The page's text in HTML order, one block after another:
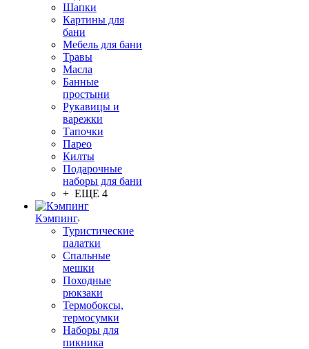
Шапки
Картины для
бани
Мебель для бани
Травы
Масла
Банные
простыни
Рукавицы и
варежки
Тапочки
Парео
Килты
Подарочные
наборы для бани
+ ЕЩЕ 4
Кэмпинг
Туристические
палатки
Спальные
мешки
Походные
рюкзаки
Термобоксы,
термосумки
Наборы для
пикника